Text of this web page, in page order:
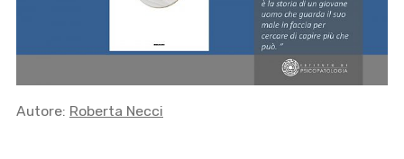
Autore: Roberta Necci